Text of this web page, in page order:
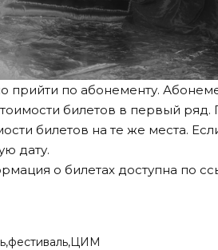
прийти по абонементу.
билетов в первый ряд.
билетов на те же места.
дату.
о билетах доступна по
фестиваль ЦИМ